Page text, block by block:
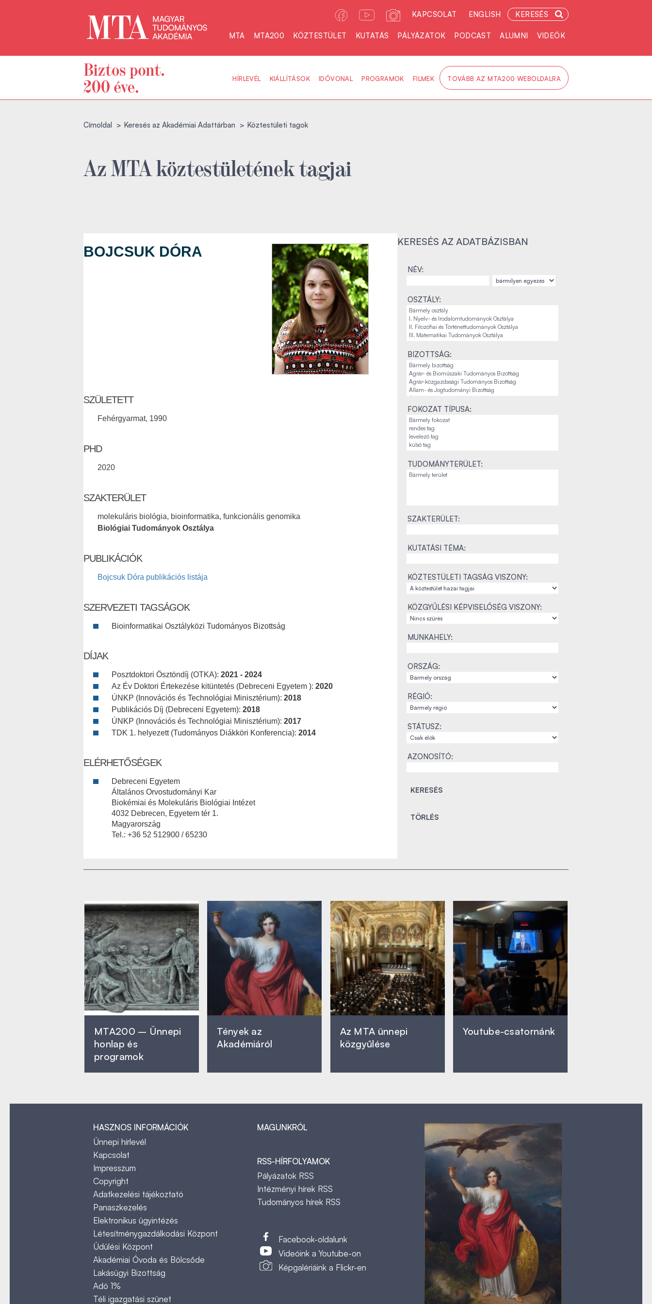
KAPCSOLAT ENGLISH KERESÉS
MTA MTA200 KÖZTESTÜLET KUTATÁS PÁLYÁZATOK PODCAST ALUMNI VIDEÓK
HÍRLEVÉL KIÁLLÍTÁSOK IDŐVONAL PROGRAMOK FILMEK TOVÁBB AZ MTA200 WEBOLDALRA
Címoldal Keresés az Akadémiai Adattárban Köztestületi tagok
Az MTA köztestületének tagjai
BOJCSUK DÓRA
SZÜLETETT
Fehérgyarmat, 1990
PHD
2020
SZAKTERÜLET
molekuláris biológia, bioinformatika, funkcionális genomika
Biológiai Tudományok Osztálya
PUBLIKÁCIÓK
Bojcsuk Dóra publikációs listája
SZERVEZETI TAGSÁGOK
Bioinformatikai Osztályközi Tudományos Bizottság
DÍJAK
Posztdoktori Ösztöndíj (OTKA): 2021 - 2024
Az Év Doktori Értekezése kitüntetés (Debreceni Egyetem ): 2020
ÚNKP (Innovációs és Technológiai Minisztérium): 2018
Publikációs Díj (Debreceni Egyetem): 2018
ÚNKP (Innovációs és Technológiai Minisztérium): 2017
TDK 1. helyezett (Tudományos Diákköri Konferencia): 2014
ELÉRHETŐSÉGEK
Debreceni Egyetem
Általános Orvostudományi Kar
Biokémiai és Molekuláris Biológiai Intézet
4032 Debrecen, Egyetem tér 1.
Magyarország
Tel.: +36 52 512900 / 65230
KERESÉS AZ ADATBÁZISBAN
NÉV:
OSZTÁLY:
BIZOTTSÁG:
FOKOZAT TÍPUSA:
TUDOMÁNYTERÜLET:
SZAKTERÜLET:
KUTATÁSI TÉMA:
KÖZTESTÜLETI TAGSÁG VISZONY:
KÖZGYŰLÉSI KÉPVISELŐSÉG VISZONY:
MUNKAHELY:
ORSZÁG:
RÉGIÓ:
STÁTUSZ:
AZONOSÍTÓ:
MTA200 – Ünnepi
honlap és
programok
Tények az
Akadémiáról
Az MTA ünnepi
közgyűlése
Youtube-csatornánk
HASZNOS INFORMÁCIÓK
Ünnepi hírlevél
Kapcsolat
Impresszum
Copyright
Adatkezelési tájékoztató
Panaszkezelés
Elektronikus ügyintézés
Létesítménygazdálkodási Központ
Üdülési Központ
Akadémiai Óvoda és Bölcsőde
Lakásügyi Bizottság
Adó 1%
Téli igazgatási szünet
MAGUNKRÓL
RSS-HÍRFOLYAMOK
Pályázatok RSS
Intézményi hírek RSS
Tudományos hírek RSS
Facebook-oldalunk
Videóink a Youtube-on
Képgalériáink a Flickr-en